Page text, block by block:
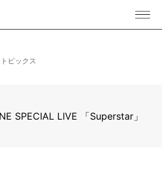
ピックス
SPECIAL LIVE 「Superstar」